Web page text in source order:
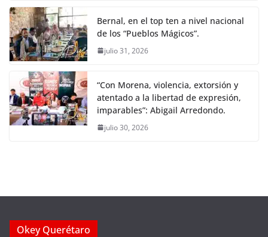
Bernal, en el top ten a nivel nacional
de los “Pueblos Mágicos”.
julio 31, 2026
“Con Morena, violencia, extorsión y
atentado a la libertad de expresión,
imparables”: Abigail Arredondo.
julio 30, 2026
Okey Querétaro